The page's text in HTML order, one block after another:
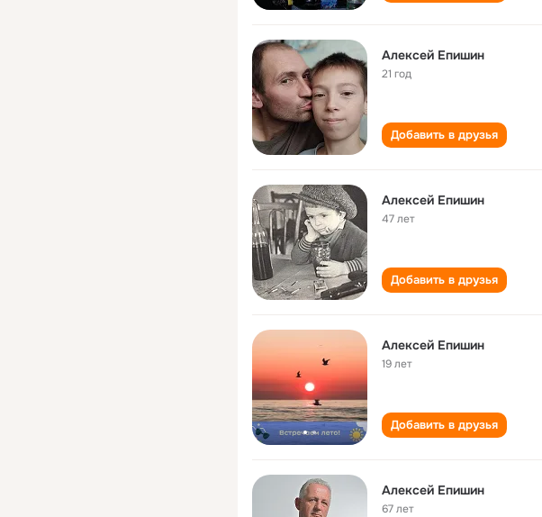
Алексей Епишин
21 год
Добавить в друзья
Алексей Епишин
47 лет
Добавить в друзья
Алексей Епишин
19 лет
Добавить в друзья
Алексей Епишин
67 лет